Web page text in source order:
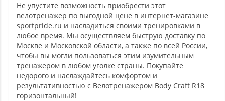
Не упустите возможность приобрести этот
велотренажер по выгодной цене в интернет-магазине
sportpride.ru и насладиться своими тренировками в
любое время. Мы осуществляем быструю доставку по
Москве и Московской области, а также по всей России,
чтобы вы могли пользоваться этим изумительным
тренажером в любом уголке страны. Покупайте
недорого и наслаждайтесь комфортом и
результативностью с Велотренажером Body Craft R18
горизонтальный!